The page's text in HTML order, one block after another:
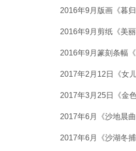
2016年9月版画《暮
2016年9月剪纸《美
2016年9月篆刻条幅
2017年2月12日《女
2017年3月25日《金
2017年6月《沙地晨
2017年6月《沙湖冬